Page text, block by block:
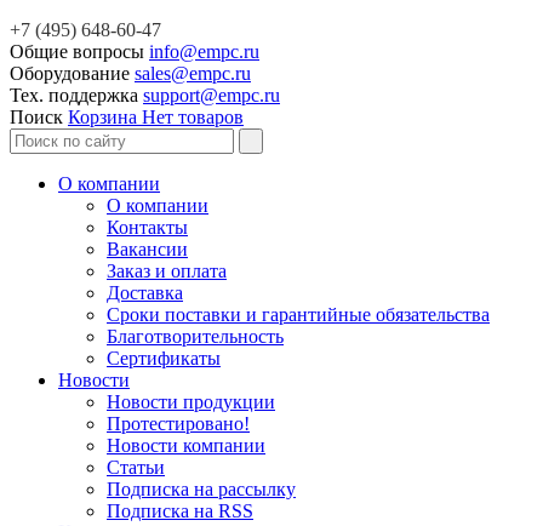
+7 (495) 648-60-47
Общие вопросы info@empc.ru
Оборудование sales@empc.ru
Тех. поддержка support@empc.ru
Поиск Корзина Нет товаров
О компании
О компании
Контакты
Вакансии
Заказ и оплата
Доставка
Сроки поставки и гарантийные обязательства
Благотворительность
Сертификаты
Новости
Новости продукции
Протестировано!
Новости компании
Статьи
Подписка на рассылку
Подписка на RSS